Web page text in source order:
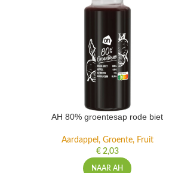
AH 80% groentesap rode biet
Aardappel, Groente, Fruit
€2,03
NAAR AH